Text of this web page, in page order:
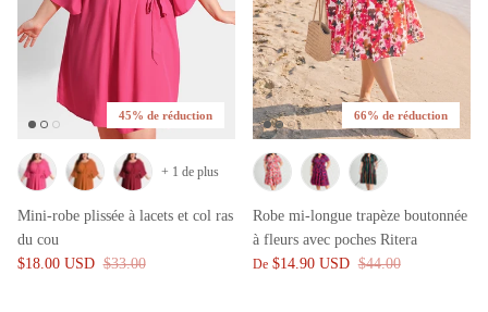
45% de réduction
Mini-robe plissée à lacets et col ras
du cou
$18.00 USD $33.00
+ 1 de plus
66% de réduction
Robe mi-longue trapèze boutonnée
à fleurs avec poches Ritera
De $14.90 USD $44.00